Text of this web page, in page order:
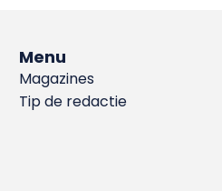
Menu
Magazines
Tip de redactie